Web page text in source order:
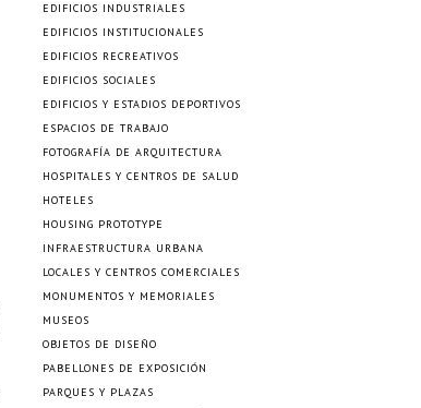
EDIFICIOS INDUSTRIALES
EDIFICIOS INSTITUCIONALES
EDIFICIOS RECREATIVOS
EDIFICIOS SOCIALES
EDIFICIOS Y ESTADIOS DEPORTIVOS
ESPACIOS DE TRABAJO
FOTOGRAFÍA DE ARQUITECTURA
HOSPITALES Y CENTROS DE SALUD
HOTELES
HOUSING PROTOTYPE
INFRAESTRUCTURA URBANA
LOCALES Y CENTROS COMERCIALES
MONUMENTOS Y MEMORIALES
MUSEOS
OBJETOS DE DISEÑO
PABELLONES DE EXPOSICIÓN
PARQUES Y PLAZAS